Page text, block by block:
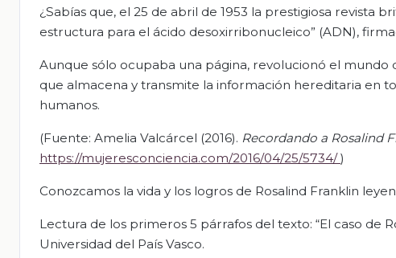
¿Sabías que, el 25 de abril de 1953 la prestigiosa revista
estructura para el ácido desoxirribonucleico” (ADN),
Aunque sólo ocupaba una página, revolucionó el
que almacena y transmite la información hereditaria en
humanos.
(Fuente: Amelia Valcárcel (2016). Recordando a Rosalind
https://mujeresconciencia.com/2016/04/25/5734/)
Conozcamos la vida y los logros de Rosalind Franklin
Lectura de los primeros 5 párrafos del texto: “El caso de
Universidad del País Vasco.